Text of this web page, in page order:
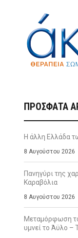
ΠΡΌΣΦΑΤΑ
Η άλλη Ελλάδα
8 Αυγούστου 2026
Πανηγύρι της
Καραβόλια
8 Αυγούστου 2026
Μεταμόρφωση
υμνεί το Άϋλο –